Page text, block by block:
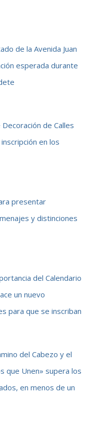
de la Avenida Juan
esperada durante
de Calles
en los
presentar
y distinciones
del Calendario
un nuevo
para que se inscriban
del Cabezo y el
que Unen» supera los
en menos de un